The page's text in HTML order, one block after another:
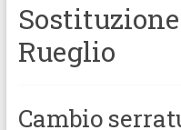
Rueglio
Cambio